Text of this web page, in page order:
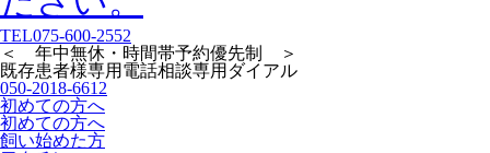
TEL075-600-2552
＜ 年中無休・時間帯予約優先制 ＞
既存患者様専用 電話相談専用ダイアル
050-2018-6612
初めての方へ
初めての方へ
飼い始めた方